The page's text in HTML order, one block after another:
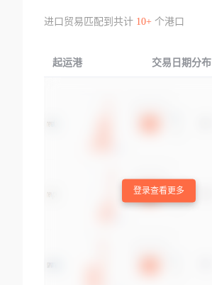
进口贸易匹配到共计 10+个港口
起运港 交易日期分布
登录查看更多